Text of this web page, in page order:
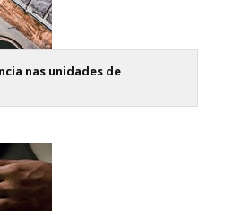
nas unidades de